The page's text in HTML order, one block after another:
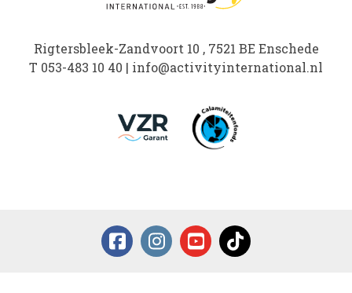
Rigtersbleek-Zandvoort 10 , 7521 BE Enschede
T 053-483 10 40 | info@activityinternational.nl